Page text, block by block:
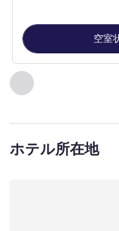
前に戻る - 客室
3 ページ中 , 客
空室
ホテル所在地